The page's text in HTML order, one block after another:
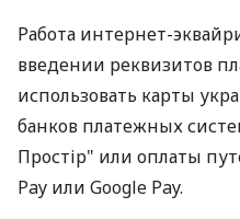
Работа интернет-
введении реквизитов
использовать карты
банков платежных
Простір" или оплаты
Pay или Google Pay.